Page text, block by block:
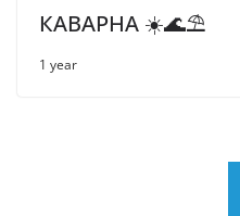
КАВАРНА ☀️🌊⛱
1 year